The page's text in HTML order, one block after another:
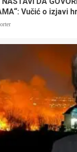
Vučić o izjavi